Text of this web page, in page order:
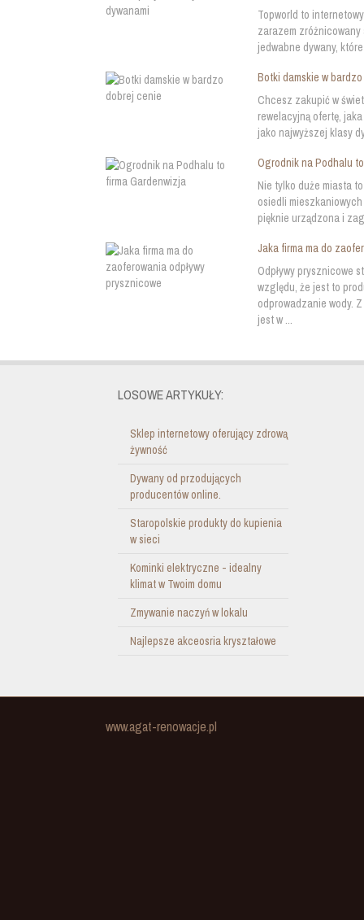
Topworld to
zarazem zróżnicowany
jedwabne dywany,
Botki damskie w
Chcesz zakupić w
rewelacyjną ofertę,
jako najwyższej klasy
Ogrodnik na Podhalu
Nie tylko duże miasta
osiedli
pięknie urządzona i
Jaka firma ma do
Odpływy prysznicowe
względu, że jest to
odprowadzanie wody.
jest w ...
LOSOWE ARTYKUŁY:
Sklep internetowy oferujący zdrową
żywność
Dywany od przodujących
producentów online.
Staropolskie produkty do kupienia
w sieci
Kominki elektryczne - idealny
klimat w Twoim domu
Zmywanie naczyń w lokalu
Najlepsze akceosria kryształowe
www.agat-renowacje.pl